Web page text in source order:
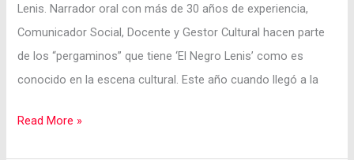
Lenis. Narrador oral con más de 30 años de experiencia,
Comunicador Social, Docente y Gestor Cultural hacen parte
de los “pergaminos” que tiene ‘El Negro Lenis’ como es
conocido en la escena cultural. Este año cuando llegó a la
Read More »